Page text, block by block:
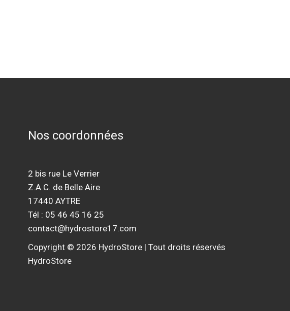
Nos coordonnées
2 bis rue Le Verrier
Z.A.C. de Belle Aire
17440 AYTRE
Tél : 05 46 45 16 25
contact@hydrostore17.com
Copyright © 2026 HydroStore | Tout droits réservés
HydroStore